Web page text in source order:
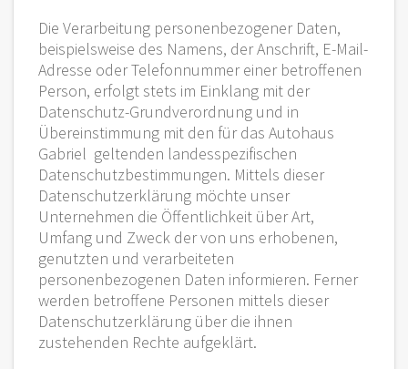
Die Verarbeitung personenbezogener Daten,
beispielsweise des Namens, der Anschrift, E-Mail-
Adresse oder Telefonnummer einer betroffenen
Person, erfolgt stets im Einklang mit der
Datenschutz-Grundverordnung und in
Übereinstimmung mit den für das Autohaus
Gabriel geltenden landesspezifischen
Datenschutzbestimmungen. Mittels dieser
Datenschutzerklärung möchte unser
Unternehmen die Öffentlichkeit über Art,
Umfang und Zweck der von uns erhobenen,
genutzten und verarbeiteten
personenbezogenen Daten informieren. Ferner
werden betroffene Personen mittels dieser
Datenschutzerklärung über die ihnen
zustehenden Rechte aufgeklärt.